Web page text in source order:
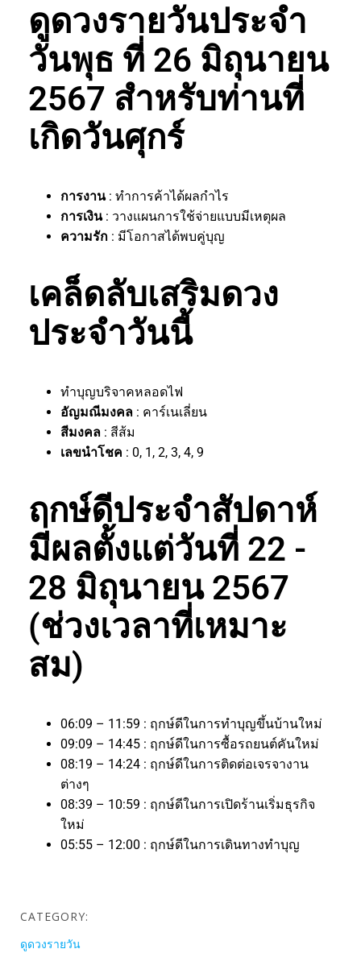
ดูดวงรายวันประจำ
วันพุธ ที่ 26 มิถุนายน
2567 สำหรับท่านที่
เกิดวันศุกร์
การงาน: ทำการค้าได้ผลกำไร
การเงิน: วางแผนการใช้จ่ายแบบมีเหตุผล
ความรัก : มีโอกาสได้พบคู่บุญ
เคล็ดลับเสริมดวง
ประจำวันนี้
ทำบุญบริจาคหลอดไฟ
อัญมณีมงคล : คาร์เนเลี่ยน
สีมงคล : สีส้ม
เลขนำโชค : 0, 1, 2, 3, 4, 9
ฤกษ์ดีประจำสัปดาห์
มีผลตั้งแต่วันที่ 22 -
28 มิถุนายน 2567
(ช่วงเวลาที่เหมาะ
สม)
06:09 – 11:59 : ฤกษ์ดีในการทำบุญขึ้นบ้านใหม่
09:09 – 14:45 : ฤกษ์ดีในการซื้อรถยนต์คันใหม่
08:19 – 14:24 : ฤกษ์ดีในการติดต่อเจรจางาน
ต่างๆ
08:39 – 10:59 : ฤกษ์ดีในการเปิดร้านเริ่มธุรกิจ
ใหม่
05:55 – 12:00 : ฤกษ์ดีในการเดินทางทำบุญ
CATEGORY:
ดูดวงรายวัน